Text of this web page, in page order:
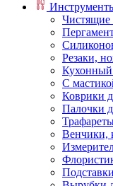
Чистящие
Резаки,
Кухонный
С
Коврики
Палочки
Венчики,